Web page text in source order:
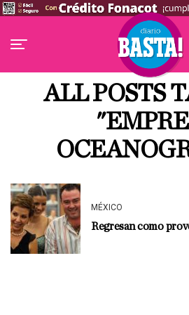
ALL POSTS
MÉXICO
Regresan como